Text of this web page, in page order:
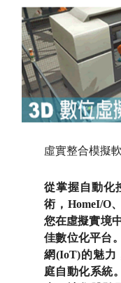
虛實整合模擬
從掌握自動化
術，HomeI/O
您在虛擬實境
佳數位化平台
網(IoT)的魅力
庭自動化系統